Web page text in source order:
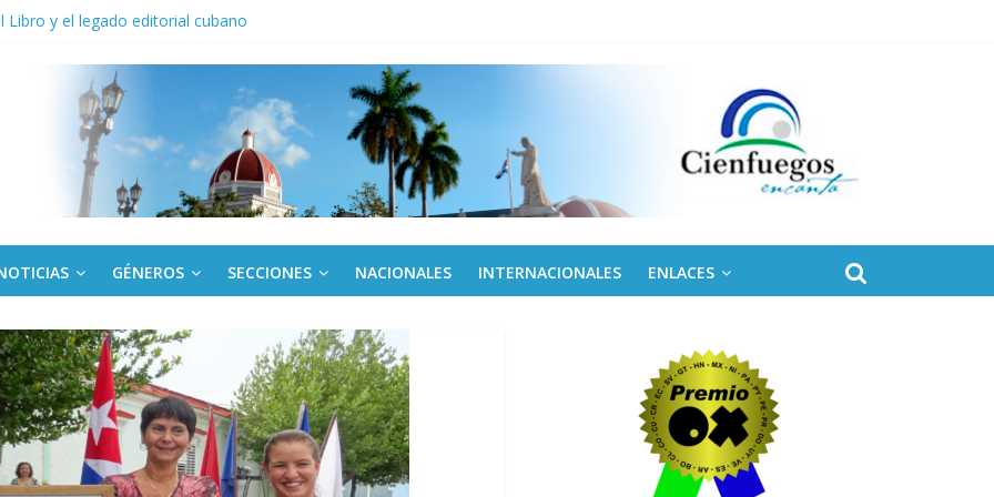
Empresa Eléctrica de La Habana y otras instalaciones
cubanos en certamen de ballet en Sudáfrica
para los niños trabajamos
una “crisis migratoria”
GÉNEROS SECCIONES NACIONALES INTERNACIONALES ENLACES